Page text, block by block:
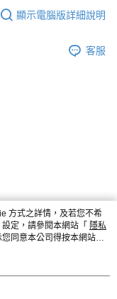
顯示電腦版詳細說明
客服
方式之詳情，及若您不希
定，請參閱本網站「 隱私
同意本公司得按本網站使